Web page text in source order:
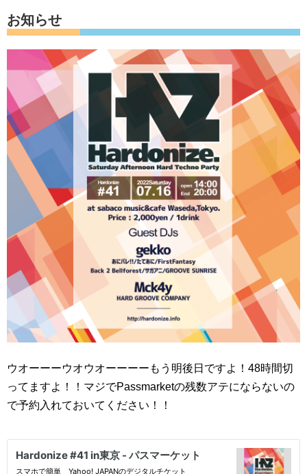
お知らせ
ウオーーーウオウオーーーーもう明後日ですよ！48時間切
ってますよ！！マジでPassmarketの残数アテにならないの
で予約入れておいてください！！